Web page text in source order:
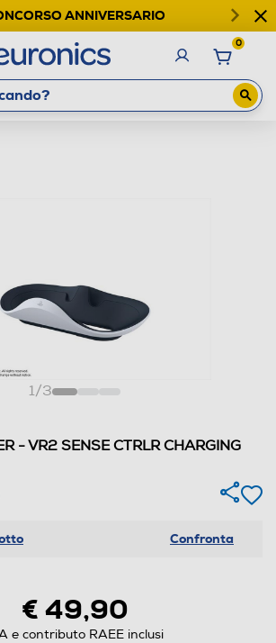
ANNIVERSARIO
0
1/3
- VR2 SENSE CTRLR CHARGING
Confronta
€ 49,90
e contributo RAEE inclusi